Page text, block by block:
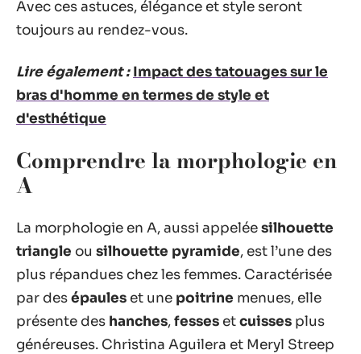
Avec ces astuces, élégance et style seront
toujours au rendez-vous.
Lire également : Impact des tatouages sur le
bras d'homme en termes de style et
d'esthétique
Comprendre la morphologie en
A
La morphologie en A, aussi appeléesilhouette
triangle ou silhouette pyramide, est l’une des
plus répandues chez les femmes. Caractérisée
par desépaules et une poitrine menues, elle
présente des hanches,fesses etcuisses plus
généreuses. Christina Aguilera et Meryl Streep